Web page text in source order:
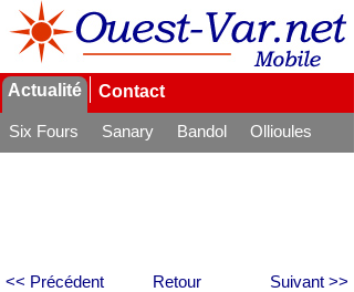
Actualité Contact
Six Fours Sanary Bandol
Ollioules
Retour
<< Précédent Suivant >>